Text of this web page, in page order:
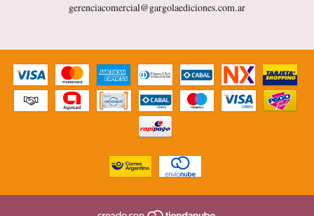
gerenciacomercial@gargolaediciones.com.ar